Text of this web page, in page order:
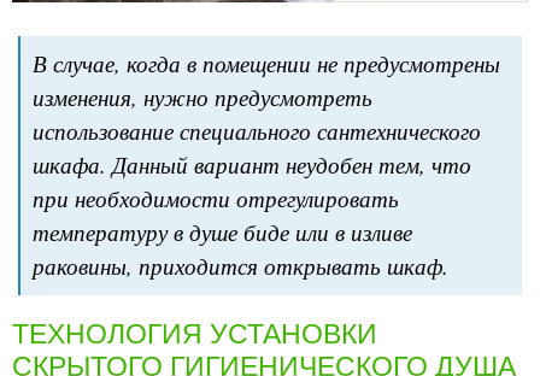
В случае, когда в помещении не предусмотрены
изменения, нужно предусмотреть
использование специального сантехнического
шкафа. Данный вариант неудобен тем, что
при необходимости отрегулировать
температуру в душе биде или в изливе
раковины, приходится открывать шкаф.
ТЕХНОЛОГИЯ УСТАНОВКИ
СКРЫТОГО ГИГИЕНИЧЕСКОГО ДУША